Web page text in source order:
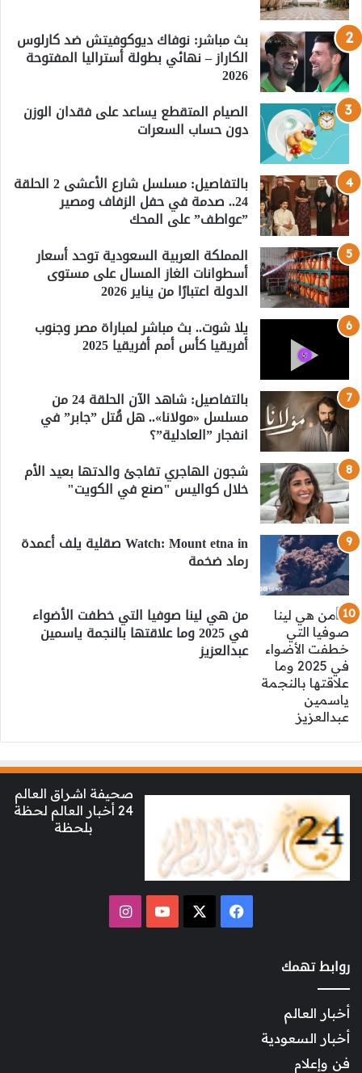
بث مباشر: نوفاك ديوكوفيتش ضد كارلوس
الكاراز – نهائي بطولة أستراليا المفتوحة
2026
الصيام المتقطع يساعد على فقدان الوزن
دون حساب السعرات
بالتفاصيل: مسلسل شارع الأعشى 2 الحلقة
24.. صدمة في حفل الزفاف ومصير
”عواطف” على المحك
المملكة العربية السعودية توحد أسعار
أسطوانات الغاز المسال على مستوى
الدولة اعتبارًا من يناير 2026
يلا شوت.. بث مباشر لمباراة مصر وجنوب
أفريقيا كأس أمم أفريقيا 2025
بالتفاصيل: شاهد الآن الحلقة 24 من
مسلسل «مولانا».. هل قُتل ”جابر” في
انفجار ”العادلية”؟
شجون الهاجري تفاجئ والدتها بعيد الأم
خلال كواليس "صنع في الكويت"
Watch: Mount etna in صقلية يلف أعمدة
رماد ضخمة
من هي لينا صوفيا التي خطفت الأضواء
في 2025 وما علاقتها بالنجمة ياسمين
عبدالعزيز
صحيفة اشراق العالم
24 أخبار العالم لحظة
بلحظة
فيسبوك ‫YouTubeانستقرام
روابط تهمك
أخبار العالم
أخبار السعودية
فن وإعلام